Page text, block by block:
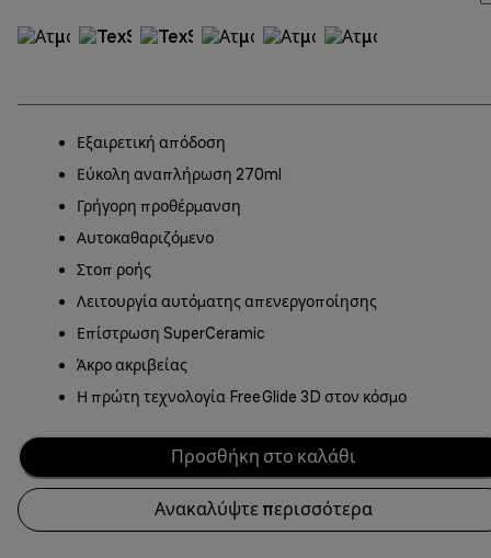
Εξαιρετική απόδοση
Εύκολη αναπλήρωση 270ml
Γρήγορη προθέρμανση
Αυτοκαθαριζόμενο
Στοπ ροής
Λειτουργία αυτόματης απενεργοποίησης
Επίστρωση SuperCeramic
Άκρο ακριβείας
Η πρώτη τεχνολογία FreeGlide 3D στον κόσμο
Προσθήκη στο καλάθι
Ανακαλύψτε περισσότερα